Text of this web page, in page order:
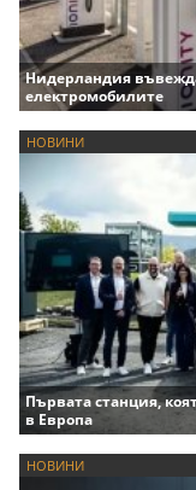
Нидерландия
електромобилите
НОВИНИ
Първата станция,
в Европа
НОВИНИ